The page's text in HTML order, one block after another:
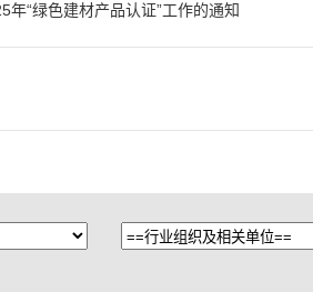
年“绿色建材产品认证”工作的通知